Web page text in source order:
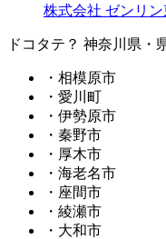
株式会社 ゼンリ
ドコタテ？ 神奈川県・
・相模原市
・愛川町
・伊勢原市
・秦野市
・厚木市
・海老名市
・座間市
・綾瀬市
・大和市